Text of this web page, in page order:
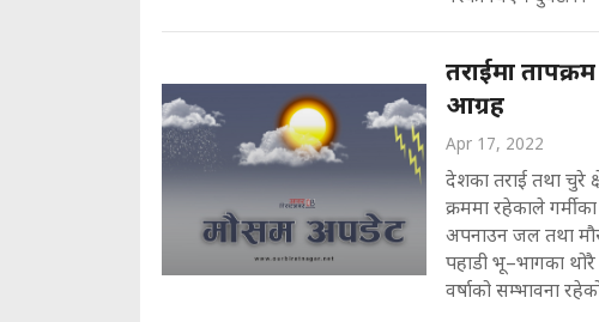
तराईमा
आग्रह
Apr 17, 2022
देशका तराई तथा चुरे
क्रममा रहेकाले
अपनाउन जल तथा
पहाडी भू–भागका
वर्षाको सम्भावना